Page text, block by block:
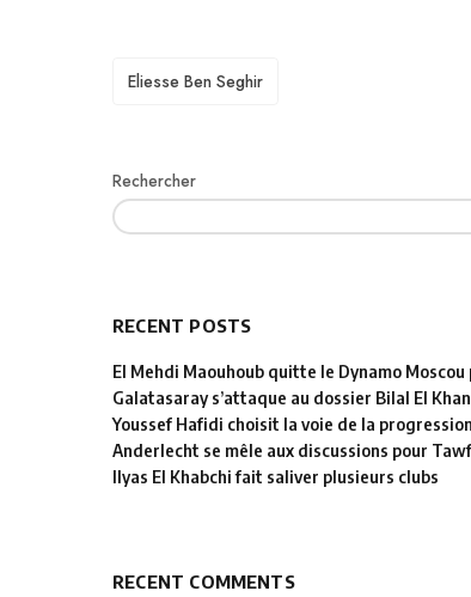
TAGS
Eliesse Ben Seghir
Rechercher
RECENT POSTS
El Mehdi Maouhoub quitte le Dynamo Moscou
Galatasaray s’attaque au dossier Bilal El
Youssef Hafidi choisit la voie de la
Anderlecht se mêle aux discussions pour
Ilyas El Khabchi fait saliver plusieurs clubs
RECENT COMMENTS